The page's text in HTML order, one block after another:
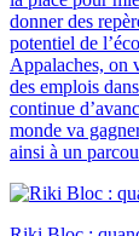
donner des
potentiel de
Appalaches, on
des emplois
continue
monde va
ainsi à un